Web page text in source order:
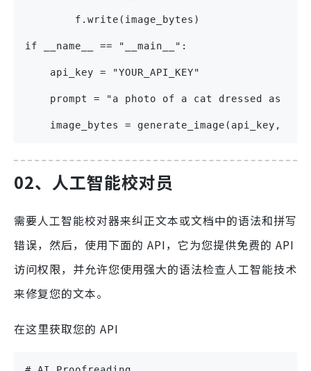
        f.write(image_bytes)
if __name__ == "__main__":
    api_key = "YOUR_API_KEY"
prompt = "a photo of a cat dressed as a
image_bytes = generate_image(api_key,
02、人工智能校对员
需要人工智能校对器来纠正文本或文档中的语法和拼写
错误，然后，使用下面的 API，它为您提供免费的 API
访问权限，并允许您使用强大的语法检查人工智能技术
来修复您的文本。
在这里获取您的 API